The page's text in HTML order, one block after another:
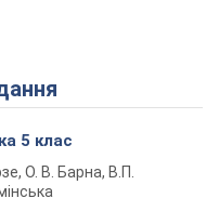
Video
5 клас
О. В. Барна, В.П.